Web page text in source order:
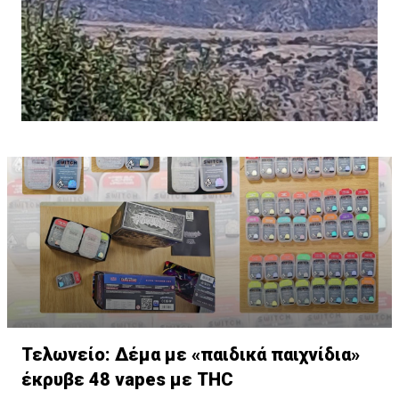
Τελωνείο: Δέμα με «παιδικά παιχνίδια»
έκρυβε 48 vapes με THC